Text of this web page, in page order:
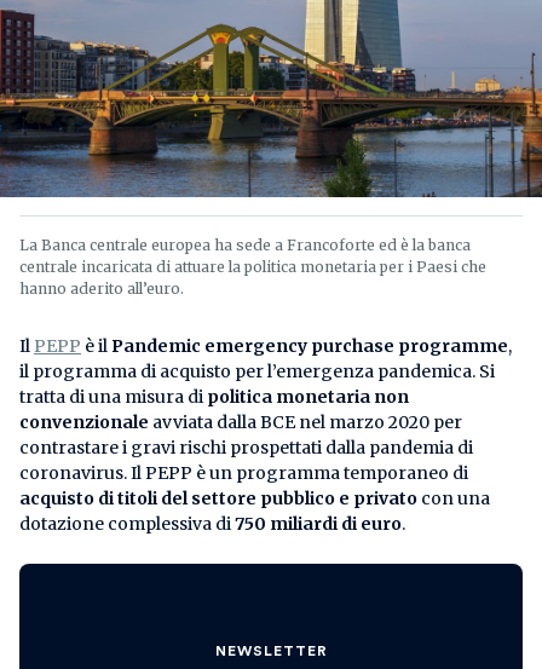
La Banca centrale europea ha sede a Francoforte ed è la banca
centrale incaricata di attuare la politica monetaria per i Paesi che
hanno aderito all’euro.
Il PEPP è ilPandemic emergency purchase programme,
il programma di acquisto per l’emergenza pandemica. Si
tratta di una misura di politica monetaria non
convenzionale avviata dalla BCE nel marzo 2020 per
contrastare i gravi rischi prospettati dalla pandemia di
coronavirus. Il PEPP è un programma temporaneo di
acquisto di titoli del settore pubblico e privato con una
dotazione complessiva di750 miliardi di euro.
NEWSLETTER